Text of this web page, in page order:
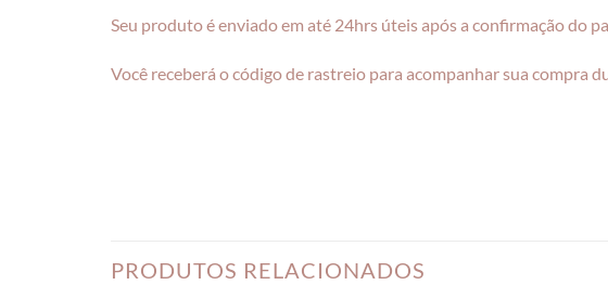
Seu produto é enviado em até 24hrs úteis após a confirmação do
Você receberá o código de rastreio para acompanhar sua compra
PRODUTOS RELACIONADOS